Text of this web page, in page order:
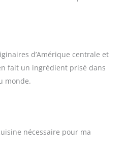
d’Amérique centrale et
fait un ingrédient prisé dans
monde.
nécessaire pour ma